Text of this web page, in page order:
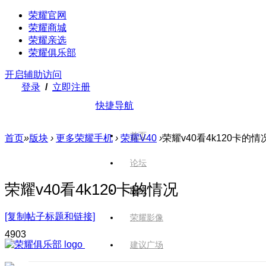
荣耀官网
荣耀商城
荣耀亲选
荣耀俱乐部
开启辅助访问
登录 / 立即注册
快捷导航
首页
论坛
版块
荣耀影像
建议广场
首页»版块 › 更多荣耀手机 › 荣耀V40 ›荣耀v40看4k120卡的情
荣耀v40看4k120卡的情况
[复制帖子标题和链接]
4903